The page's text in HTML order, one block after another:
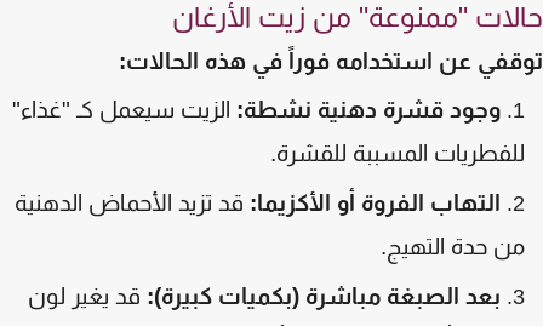
"ممنوعة" من زيت الأرغان
عن استخدامه فوراً في هذه الحالات:
وجود قشرة دهنية نشطة:الزيت سيعمل كـ "غذاء"
المسببة للقشرة.
التهاب الفروة أو الأكزيما:قد تزيد الأحماض الدهنية
حدة التهيج.
بعد الصبغة مباشرة (بكميات كبيرة):قد يغير لون